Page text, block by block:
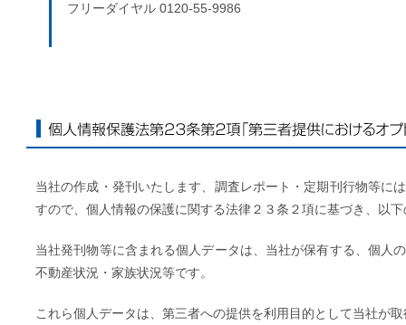
フリーダイヤル 0120-55-9986
当社の作成・発刊いたします、調査レポート・定期刊行物等に
すので、個人情報の保護に関する法律２３条２項に基づき、以
当社発刊物等に含まれる個人データは、当社が保有する、個人
不動産状況・家族状況等です。
これら個人データは、第三者への提供を利用目的として当社が